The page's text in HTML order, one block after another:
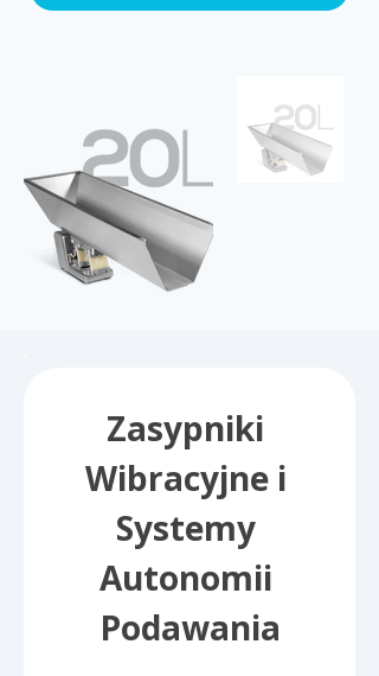
Zasypniki
Wibracyjne i
Systemy
Autonomii
Podawania